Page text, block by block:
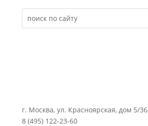
г. Москва, ул. Красноярская, дом 5/36
8 (495) 122-23-60